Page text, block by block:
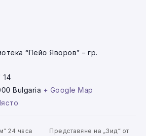
“Пейо Яворов” – гр.
14
Bulgaria + Google Map
24 часа
Представяне на „Зид“ от